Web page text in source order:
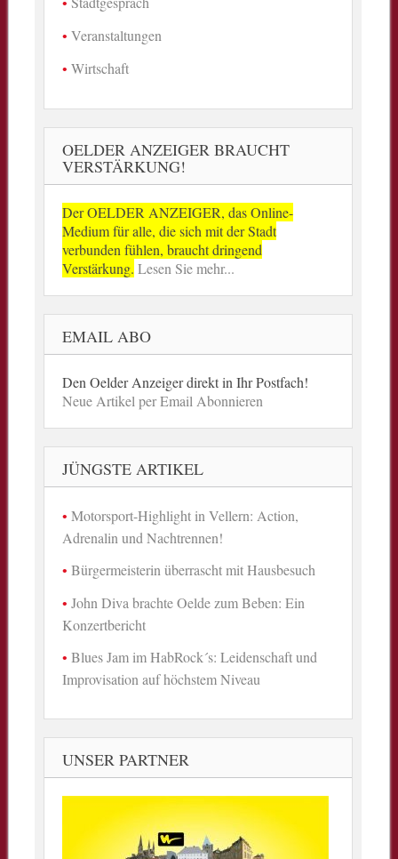
Veranstaltungen
Wirtschaft
OELDER ANZEIGER BRAUCHT
VERSTÄRKUNG!
Der OELDER ANZEIGER, das Online-
Medium für alle, die sich mit der Stadt
verbunden fühlen, braucht dringend
Verstärkung. Lesen Sie mehr...
EMAIL ABO
Den Oelder Anzeiger direkt in Ihr Postfach!
Neue Artikel per Email Abonnieren
JÜNGSTE ARTIKEL
Motorsport-Highlight in Vellern: Action,
Adrenalin und Nachtrennen!
Bürgermeisterin überrascht mit Hausbesuch
John Diva brachte Oelde zum Beben: Ein
Konzertbericht
Blues Jam im HabRock´s: Leidenschaft und
Improvisation auf höchstem Niveau
UNSER PARTNER